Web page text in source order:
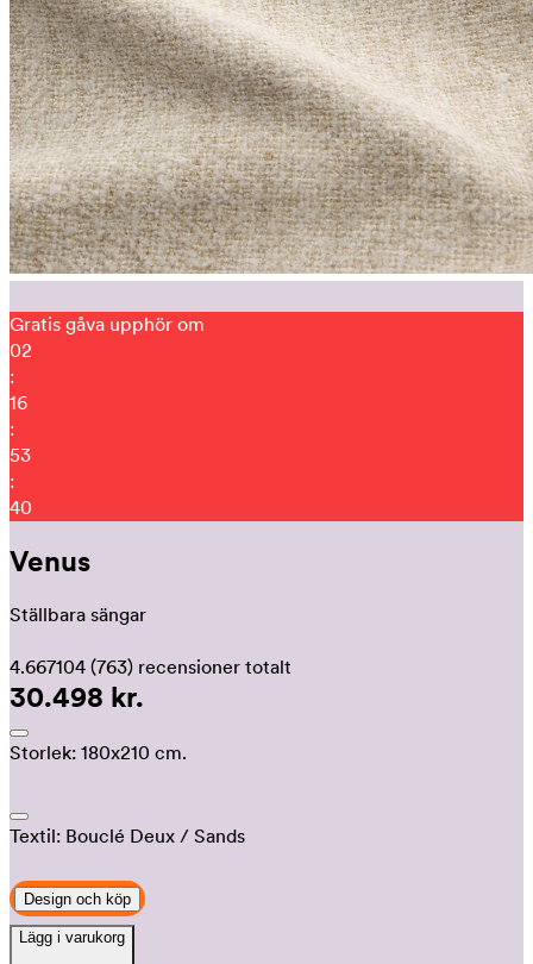
Gratis gåva upphör om
02
:
16
:
53
:
31
Venus
Ställbara sängar
4.667104 (763) recensioner totalt
30.498 kr.
Storlek: 180x210 cm.
Textil: Bouclé Deux / Sands
Design och köp
Lägg i varukorg